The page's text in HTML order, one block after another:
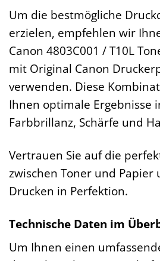
Um die bestmögliche
erzielen, empfehlen wir
Canon 4803C001 / T10L
mit Original Canon
verwenden. Diese
Ihnen optimale Ergebnisse
Farbbrillanz, Schärfe und
Vertrauen Sie auf die
zwischen Toner und Papier
Drucken in Perfektion.
Technische Daten im
Um Ihnen einen